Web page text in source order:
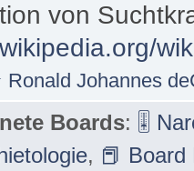
ist eine
von
Johannes
Boards :🎚